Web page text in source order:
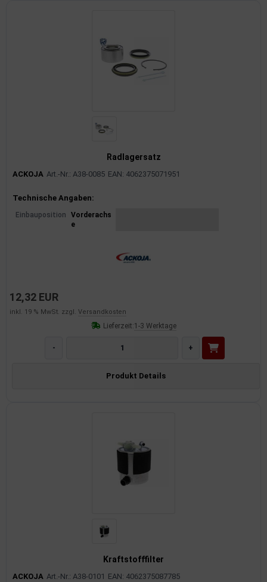
Radlagersatz
ACKOJA Art.-Nr.: A38-0085 EAN: 4062375071951
Produktinformationen
Technische Angaben:
Einbauposition
Vorderachs
e
12,32 EUR
inkl. 19 % MwSt. zzgl. Versandkosten
Lieferzeit:1-3 Werktage
- +
Produkt Details
Kraftstofffilter
ACKOJA Art.-Nr.: A38-0101 EAN: 4062375087785